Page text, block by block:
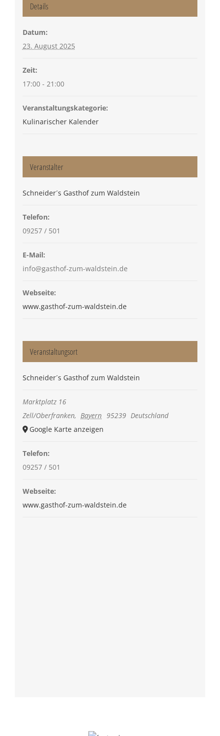
Details
Datum:
23. August 2025
Zeit:
17:00 - 21:00
Veranstaltungskategorie:
Kulinarischer Kalender
Veranstalter
Schneider´s Gasthof zum Waldstein
Telefon:
09257 / 501
E-Mail:
info@gasthof-zum-waldstein.de
Webseite:
www.gasthof-zum-waldstein.de
Veranstaltungsort
Schneider´s Gasthof zum Waldstein
Marktplatz 16
Zell/Oberfranken, Bayern 95239 Deutschland
Google Karte anzeigen
Telefon:
09257 / 501
Webseite:
www.gasthof-zum-waldstein.de